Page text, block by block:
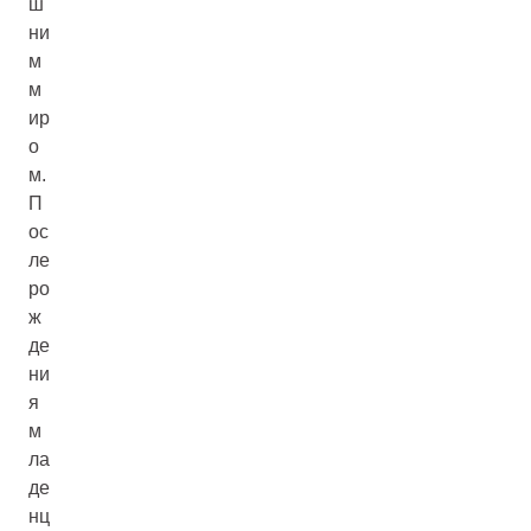
ни
м
м
ир
о
м.
П
ос
ле
ро
ж
де
ни
я
м
ла
де
нц